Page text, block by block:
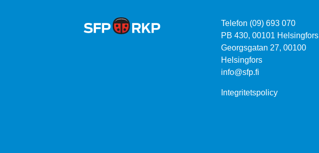
Telefon (09) 693 070
PB 430, 00101 Helsingfors
Georgsgatan 27, 00100
Helsingfors
info@sfp.fi
Integritetspolicy